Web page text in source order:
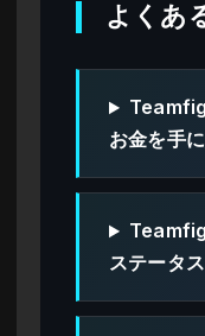
よくあ
お金を手
ステータ